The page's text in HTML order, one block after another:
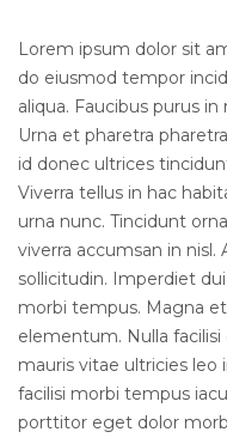
Lorem ipsum dolor sit
do eiusmod tempor
aliqua. Faucibus purus
Urna et pharetra
id donec ultrices
Viverra tellus in hac
urna nunc. Tincidunt
viverra accumsan in
sollicitudin. Imperdiet
morbi tempus. Magna
elementum. Nulla
mauris vitae ultricies leo
facilisi morbi tempus
porttitor eget dolor